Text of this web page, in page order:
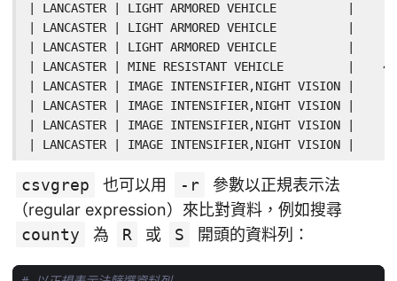
| LANCASTER | LIGHT ARMORED VEHICLE          |
| LANCASTER | LIGHT ARMORED VEHICLE          |
| LANCASTER | LIGHT ARMORED VEHICLE          |
| LANCASTER | MINE RESISTANT VEHICLE         |
| LANCASTER | IMAGE INTENSIFIER,NIGHT VISION |
| LANCASTER | IMAGE INTENSIFIER,NIGHT VISION |
| LANCASTER | IMAGE INTENSIFIER,NIGHT VISION |
| LANCASTER | IMAGE INTENSIFIER,NIGHT VISION |
csvgrep 也可以用 -r
參數以正規表示法
（regular expression）來比對資料，例如搜尋
county
為 R 或 S 開頭的資料列：